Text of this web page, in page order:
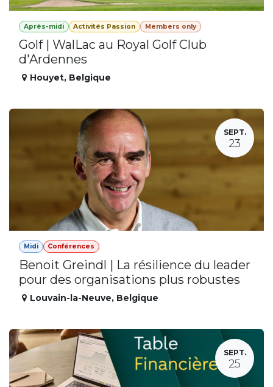
Après-midi Activités Passion Members only
Golf | WalLac au Royal Golf Club
d'Ardennes
Houyet, Belgique
SEPT.
23
Midi Conférences
Benoit Greindl | La résilience du leader
pour des organisations plus robustes
Louvain-la-Neuve, Belgique
SEPT.
25